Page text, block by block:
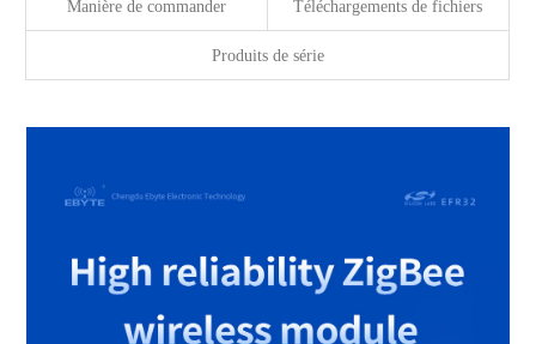
Manière de commander Téléchargements de fichiers
Produits de série